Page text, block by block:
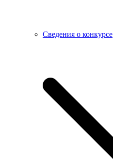
Сведения о конкурсе